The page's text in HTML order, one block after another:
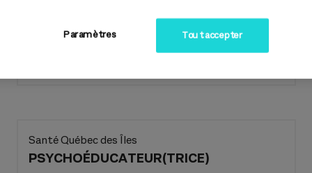
Santé Québec des Îles
PSYCHOÉDUCATEUR(TRICE)
Tout accepter
Paramètres